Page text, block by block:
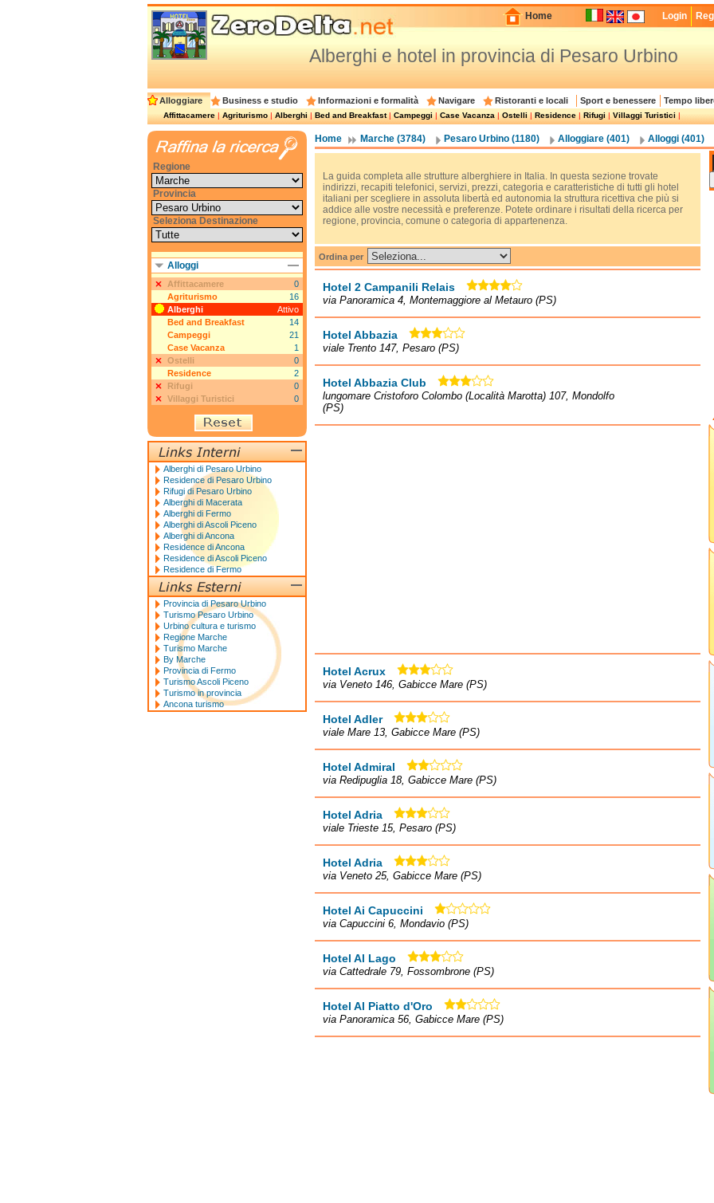
Home Login
Alberghi e hotel in provincia di Pesaro Urbino
Alloggiare Business e studio Informazioni e formalità Navigare Ristoranti e locali Sport e benessere Tempo
Affittacamere|Agriturismo|Alberghi|Bed and Breakfast|Campeggi|Case Vacanza|Ostelli|Residence|Rifugi|Villaggi Turistici|
Home Marche (3784) Pesaro Urbino (1180) Alloggiare (401) Alloggi (401)
La guida completa alle strutture alberghiere in Italia. In questa sezione trovate
indirizzi, recapiti telefonici, servizi, prezzi, categoria e caratteristiche di tutti gli hotel
italiani per scegliere in assoluta libertà ed autonomia la struttura ricettiva che più si
addice alle vostre necessità e preferenze. Potete ordinare i risultati della ricerca per
regione, provincia, comune o categoria di appartenenza.
Ordina per
Hotel 2 Campanili Relais
via Panoramica 4, Montemaggiore al Metauro (PS)
Hotel Abbazia
viale Trento 147, Pesaro (PS)
Hotel Abbazia Club
lungomare Cristoforo Colombo (Località Marotta) 107, Mondolfo
(PS)
Hotel Acrux
via Veneto 146, Gabicce Mare (PS)
Hotel Adler
viale Mare 13, Gabicce Mare (PS)
Hotel Admiral
via Redipuglia 18, Gabicce Mare (PS)
Hotel Adria
viale Trieste 15, Pesaro (PS)
Hotel Adria
via Veneto 25, Gabicce Mare (PS)
Hotel Ai Capuccini
via Capuccini 6, Mondavio (PS)
Hotel Al Lago
via Cattedrale 79, Fossombrone (PS)
Hotel Al Piatto d'Oro
via Panoramica 56, Gabicce Mare (PS)
Regione
Provincia
Seleziona Destinazione
Alloggi
Affittacamere
0
Agriturismo
16
Alberghi
Attivo
Bed and Breakfast
14
Campeggi
21
Case Vacanza
1
Ostelli
0
Residence
2
Rifugi
0
Villaggi Turistici
0
Alberghi di Pesaro Urbino
Residence di Pesaro Urbino
Rifugi di Pesaro Urbino
Alberghi di Macerata
Alberghi di Fermo
Alberghi di Ascoli Piceno
Alberghi di Ancona
Residence di Ancona
Residence di Ascoli Piceno
Residence di Fermo
Provincia di Pesaro Urbino
Turismo Pesaro Urbino
Urbino cultura e turismo
Regione Marche
Turismo Marche
By Marche
Provincia di Fermo
Turismo Ascoli Piceno
Turismo in provincia
Ancona turismo